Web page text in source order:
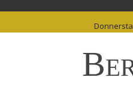
content